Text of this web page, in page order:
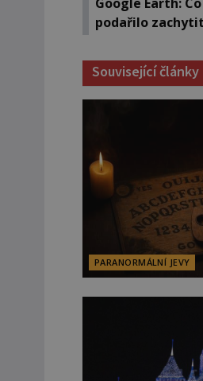
podařilo
Související články
PARANORMÁLNÍ JEVY